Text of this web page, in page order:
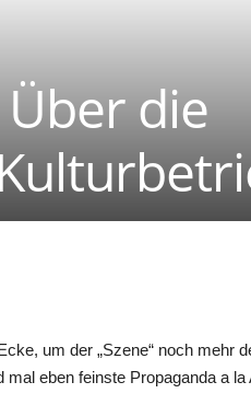
die
um der „Szene“ noch mehr
eben feinste Propaganda a